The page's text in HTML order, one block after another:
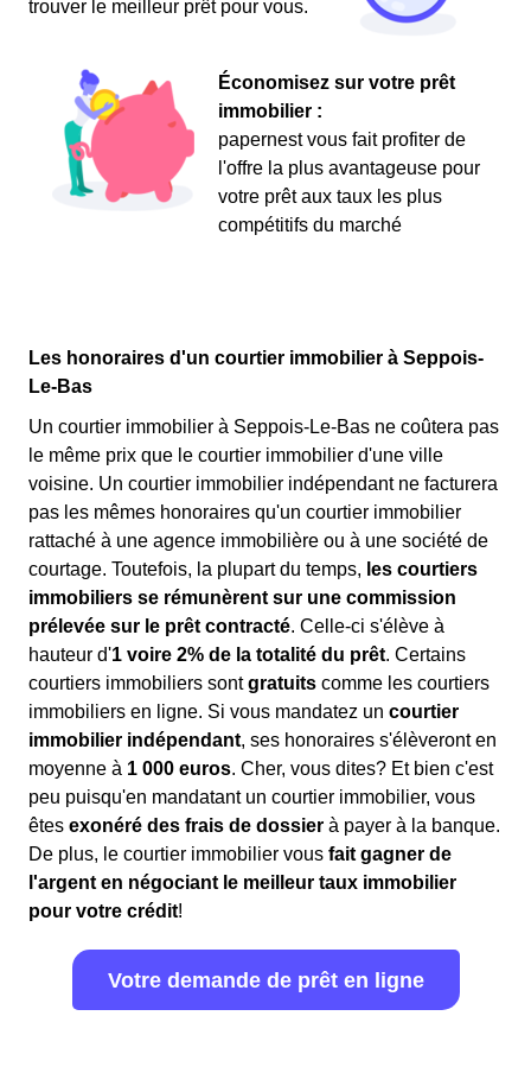
trouver le meilleur prêt pour vous.
Économisez sur votre prêt
immobilier :
papernest vous fait profiter de
l'offre la plus avantageuse pour
votre prêt aux taux les plus
compétitifs du marché
Les honoraires d'un courtier immobilier à Seppois-
Le-Bas
Un courtier immobilier à Seppois-Le-Bas ne coûtera pas
le même prix que le courtier immobilier d'une ville
voisine. Un courtier immobilier indépendant ne facturera
pas les mêmes honoraires qu'un courtier immobilier
rattaché à une agence immobilière ou à une société de
courtage. Toutefois, la plupart du temps, les courtiers
immobiliers se rémunèrent sur une commission
prélevée sur le prêt contracté. Celle-ci s'élève à
hauteur d'1 voire 2% de la totalité du prêt. Certains
courtiers immobiliers sontgratuits comme les courtiers
immobiliers en ligne. Si vous mandatez un courtier
immobilier indépendant, ses honoraires s'élèveront en
moyenne à 1 000 euros. Cher, vous dites? Et bien c'est
peu puisqu'en mandatant un courtier immobilier, vous
êtes exonéré des frais de dossier à payer à la banque.
De plus, le courtier immobilier vous fait gagner de
l'argent en négociant le meilleur taux immobilier
pour votre crédit!
Votre demande de prêt en ligne